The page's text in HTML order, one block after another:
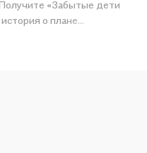
«Забытые дети
о плане